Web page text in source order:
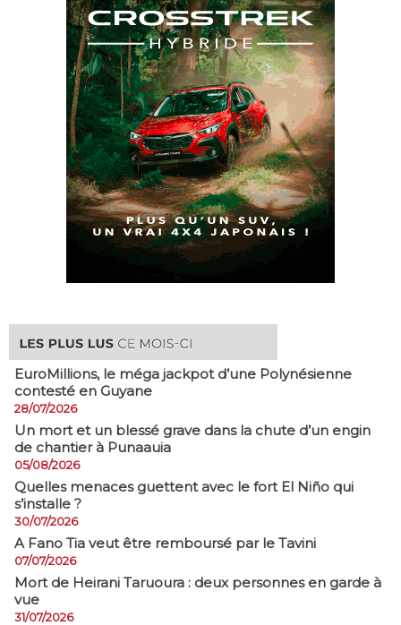
EuroMillions, ​le méga jackpot d’une Polynésienne
contesté en Guyane
28/07/2026
​Un mort et un blessé grave dans la chute d’un engin
de chantier à Punaauia
05/08/2026
Quelles menaces guettent avec le fort El Niño qui
s’installe ?
30/07/2026
A Fano Tia veut être remboursé par le Tavini
07/07/2026
Mort de Heirani Taruoura : deux personnes en garde à
vue
31/07/2026